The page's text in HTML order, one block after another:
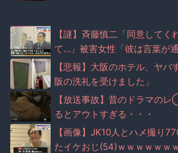
【謎】斉藤慎二「同意してく
て…」被害女性「彼は言葉が
ー」
【悲報】大阪のホテル、ヤ
阪の洗礼を受けました」
【放送事故】昔のドラマの
るとアウトすぎる・・・
【画像】JK10人とハメ撮り
たイケおじ(54)ｗｗｗｗｗｗ